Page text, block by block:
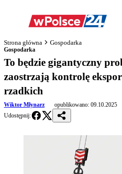
Strona główna Gospodarka
Gospodarka
To będzie gigantyczny
zaostrzają kontrolę
rzadkich
Wiktor Młynarz opublikowano: 09.10.2025
Udostępnij: